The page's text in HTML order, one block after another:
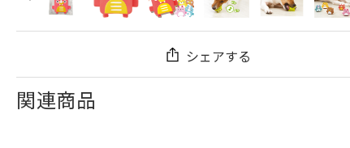
シェアする
関連商品